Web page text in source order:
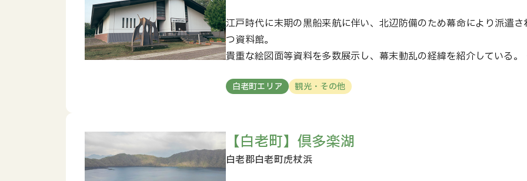
江戸時代に末期の黒船来航に伴い、北辺防備のため幕命により派遣
つ資料館。
貴重な絵図面等資料を多数展示し、幕末動乱の経緯を紹介している。
白老町エリア 観光・その他
【白老町】倶多楽湖